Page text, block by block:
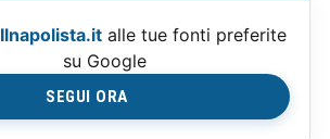
Ilnapolista.it alle tue fonti preferite
su Google
SEGUI ORA